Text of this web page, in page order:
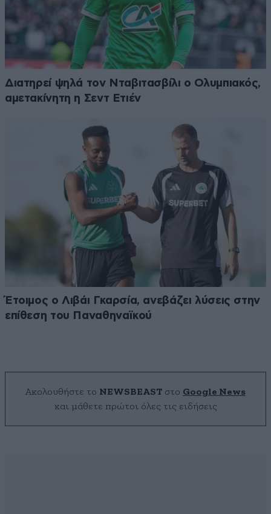
Διατηρεί ψηλά τον Νταβιτασβίλι ο Ολυμπιακός,
αμετακίνητη η Σεντ Ετιέν
Έτοιμος ο Λιβάι Γκαρσία, ανεβάζει λύσεις στην
επίθεση του Παναθηναϊκού
Ακολουθήστε το NEWSBEAST στο Google News
και μάθετε πρώτοι όλες τις ειδήσεις